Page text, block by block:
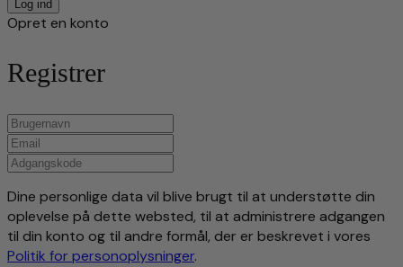
Opret en konto
Registrer
Dine personlige data vil blive brugt til at understøtte din
oplevelse på dette websted, til at administrere adgangen
til din konto og til andre formål, der er beskrevet i vores
Politik for personoplysninger.